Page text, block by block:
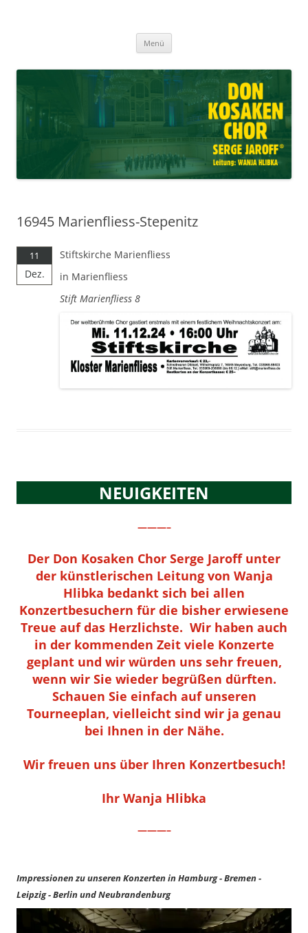
Leitung: Wanja Hlibka
Menü
16945 Marienfliess-Stepenitz
11
Dez.
Stiftskirche Marienfliess
in Marienfliess
Stift Marienfliess 8
NEUIGKEITEN
———–
Der Don Kosaken Chor Serge Jaroff unter
der künstlerischen Leitung von Wanja
Hlibka bedankt sich bei allen
Konzertbesuchern für die bisher erwiesene
Treue auf das Herzlichste. Wir haben auch
in der kommenden Zeit viele Konzerte
geplant und wir würden uns sehr freuen,
wenn wir Sie wieder begrüßen dürften.
Schauen Sie einfach auf unseren
Tourneeplan, vielleicht sind wir ja genau
bei Ihnen in der Nähe.
Wir freuen uns über Ihren Konzertbesuch!
Ihr Wanja Hlibka
———–
Impressionen zu unseren Konzerten in Hamburg - Bremen -
Leipzig - Berlin und Neubrandenburg